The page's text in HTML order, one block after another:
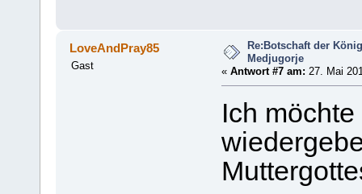
LoveAndPray85
Gast
Re:Botschaft der
Medjugorje
« Antwort #7 am: 27. Mai
Ich